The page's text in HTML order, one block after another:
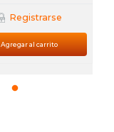
Registrarse
Agregar al carrito